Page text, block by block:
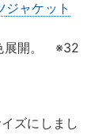
ジャケット
展開。 ※32
ズにしまし